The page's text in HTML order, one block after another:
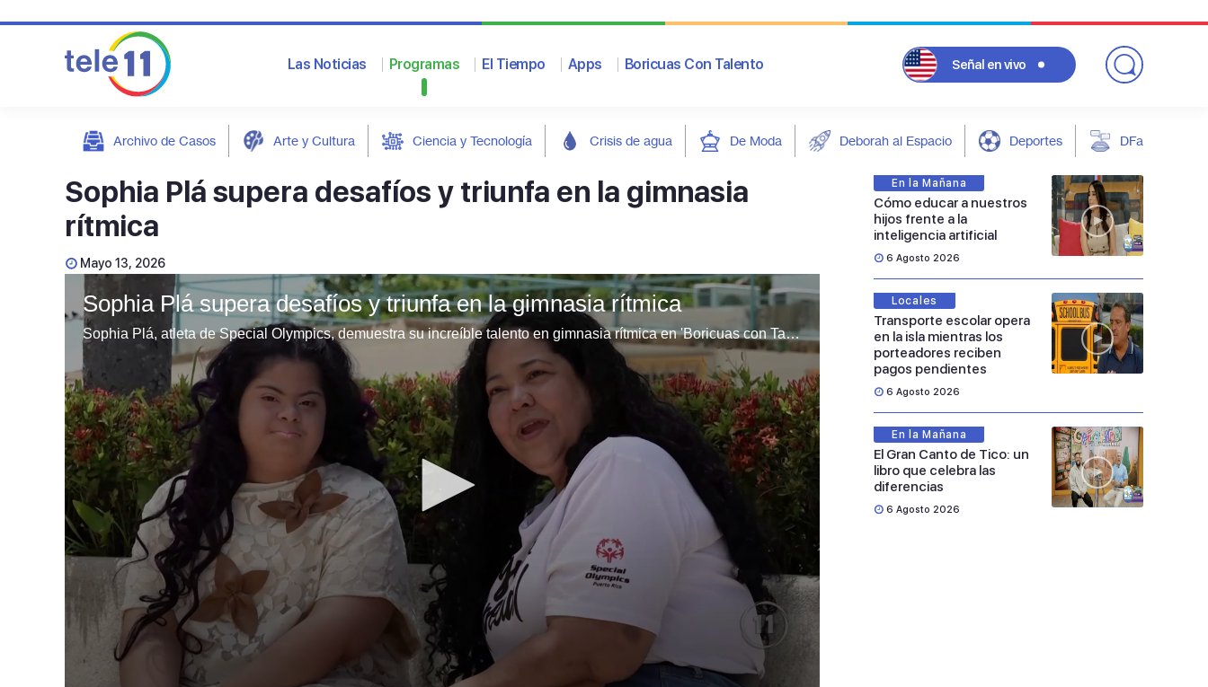
Las Noticias Programas El Tiempo Apps Boricuas Con Talento Señal en vivo
Archivo de Casos Arte y Cultura Ciencia y Tecnología Crisis de agua De Moda Deborah al Espacio Deportes DFarándula
Sophia Plá supera desafíos y triunfa en la gimnasia
rítmica
Mayo 13, 2026
Sophia Plá supera desafíos y triunfa en la gimnasia rítmica
Sophia Plá, atleta de Special Olympics, demuestra su increíble talento en gimnasia rítmica en 'Boricuas con Talento'. Acompáñala en su inspirador camino de superación y pasión.
En la Mañana
Cómo educar a nuestros
hijos frente a la
inteligencia artificial
6 Agosto 2026
Locales
Transporte escolar opera
en la isla mientras los
porteadores reciben
pagos pendientes
6 Agosto 2026
En la Mañana
El Gran Canto de Tico: un
libro que celebra las
diferencias
6 Agosto 2026